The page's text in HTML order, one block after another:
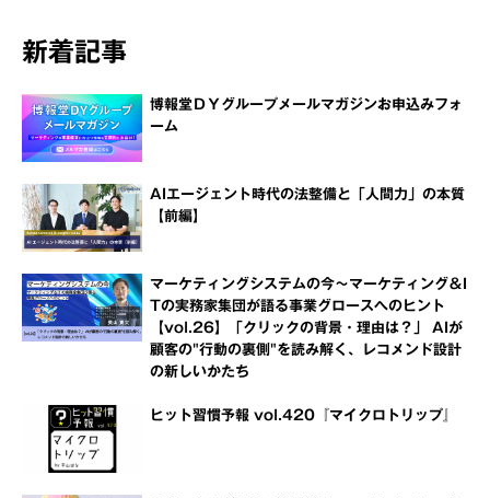
新着記事
博報堂ＤＹグループメールマガジンお申込みフォ
ーム
AIエージェント時代の法整備と「人間力」の本質
【前編】
マーケティングシステムの今～マーケティング＆I
Tの実務家集団が語る事業グロースへのヒント
【vol.26】「クリックの背景・理由は？」 AIが
顧客の"行動の裏側"を読み解く、レコメンド設計
の新しいかたち
ヒット習慣予報 vol.420『マイクロトリップ』